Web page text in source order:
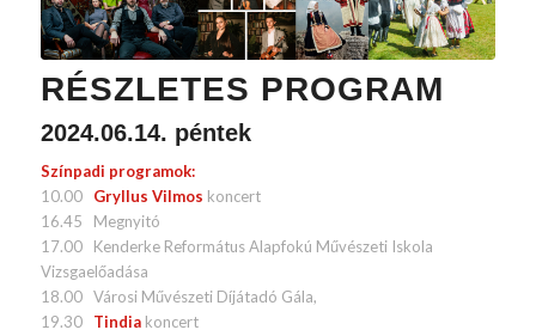
RÉSZLETES PROGRAM
2024.06.14. péntek
Színpadi programok:
10.00 Gryllus Vilmos koncert
16.45 Megnyitó
17.00 Kenderke Református Alapfokú Művészeti Iskola
Vizsgaelőadása
18.00 Városi Művészeti Díjátadó Gála,
19.30 Tindia koncert